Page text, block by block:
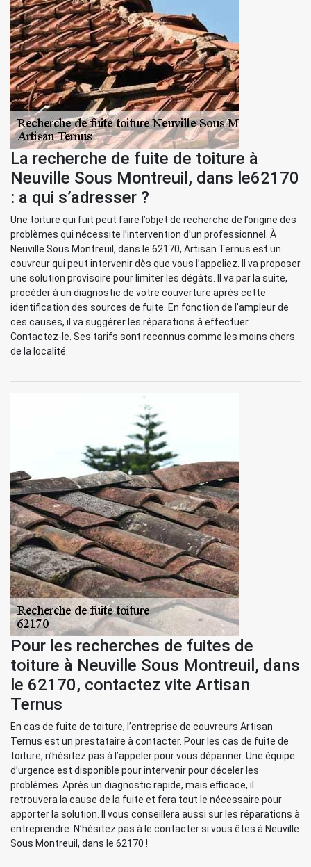
La recherche de fuite de toiture à
Neuville Sous Montreuil, dans le62170
: a qui s’adresser ?
Une toiture qui fuit peut faire l’objet de recherche de l’origine des
problèmes qui nécessite l’intervention d’un professionnel. À
Neuville Sous Montreuil, dans le 62170, Artisan Ternus est un
couvreur qui peut intervenir dès que vous l’appeliez. Il va proposer
une solution provisoire pour limiter les dégâts. Il va par la suite,
procéder à un diagnostic de votre couverture après cette
identification des sources de fuite. En fonction de l’ampleur de
ces causes, il va suggérer les réparations à effectuer.
Contactez-le. Ses tarifs sont reconnus comme les moins chers
de la localité.
Pour les recherches de fuites de
toiture à Neuville Sous Montreuil, dans
le 62170, contactez vite Artisan
Ternus
En cas de fuite de toiture, l’entreprise de couvreurs Artisan
Ternus est un prestataire à contacter. Pour les cas de fuite de
toiture, n’hésitez pas à l’appeler pour vous dépanner. Une équipe
d’urgence est disponible pour intervenir pour déceler les
problèmes. Après un diagnostic rapide, mais efficace, il
retrouvera la cause de la fuite et fera tout le nécessaire pour
apporter la solution. Il vous conseillera aussi sur les réparations à
entreprendre. N’hésitez pas à le contacter si vous êtes à Neuville
Sous Montreuil, dans le 62170 !